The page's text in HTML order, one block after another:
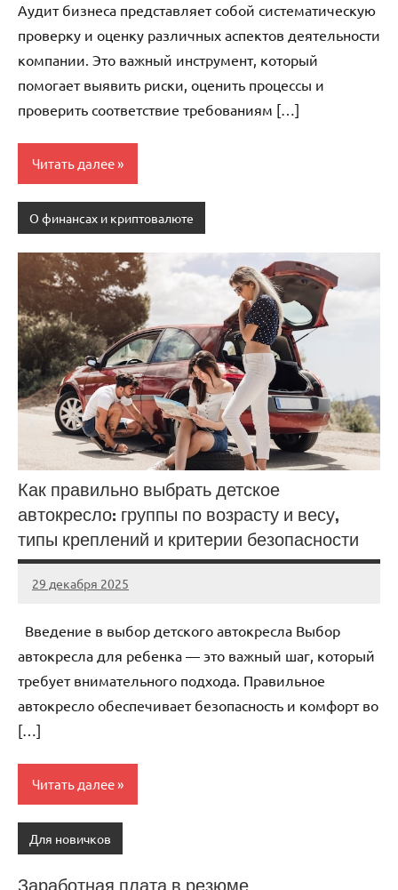
Аудит бизнеса представляет собой систематическую
проверку и оценку различных аспектов деятельности
компании. Это важный инструмент, который
помогает выявить риски, оценить процессы и
проверить соответствие требованиям […]
Читать далее
О финансах и криптовалюте
Как правильно выбрать детское
автокресло: группы по возрасту и весу,
типы креплений и критерии безопасности
29 декабря 2025
Avtor
Нет
Введение в выбор детского автокресла Выбор
автокресла для ребенка — это важный шаг, который
требует внимательного подхода. Правильное
автокресло обеспечивает безопасность и комфорт во
[…]
Читать далее
Для новичков